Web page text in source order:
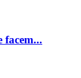
facem...